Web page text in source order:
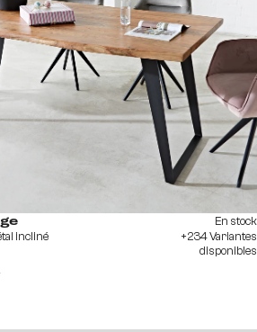
incliné
En stock
+234 Variantes
disponibles